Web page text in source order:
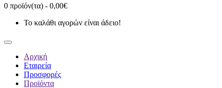
0 προϊόν(τα) - 0,00€
Το καλάθι αγορών είναι άδειο!
Αρχική
Εταιρεία
Προσφορές
Προϊόντα